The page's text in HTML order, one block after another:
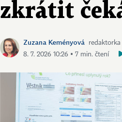
zkrátit
Zuzana Keményová
redaktorka
8. 7. 2026 10:26 ▪ 7 min. čtení